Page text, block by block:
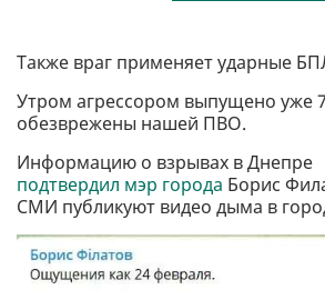
Также враг применяет ударные
Утром агрессором выпущено уже
обезврежены нашей ПВО.
Информацию о взрывах в Днепре
подтвердил мэр города Борис
СМИ публикуют видео дыма в